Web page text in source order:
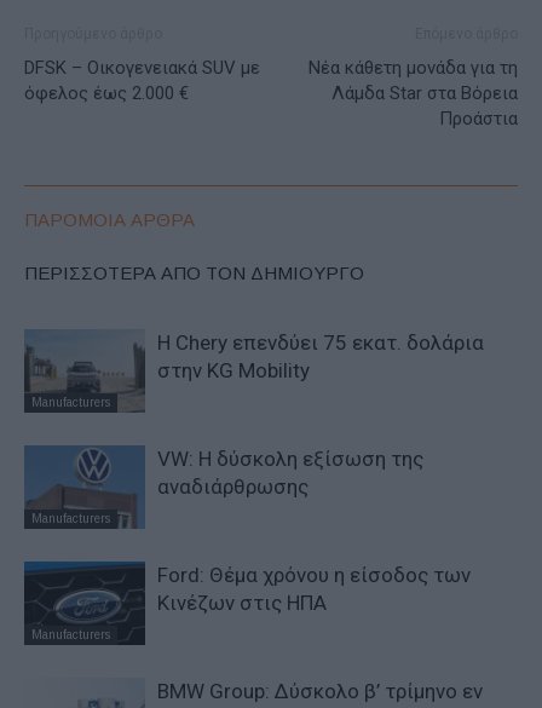
DFSK – Οικογενειακά SUV με
όφελος έως 2.000 €
Νέα κάθετη μονάδα για τη
Λάμδα Star στα Βόρεια
Προάστια
ΠΑΡΟΜΟΙΑ ΑΡΘΡΑ
ΠΕΡΙΣΣΟΤΕΡΑ ΑΠΟ ΤΟΝ ΔΗΜΙΟΥΡΓΟ
Manufacturers
Η Chery επενδύει 75 εκατ. δολάρια
στην KG Mobility
Manufacturers
VW: Η δύσκολη εξίσωση της
αναδιάρθρωσης
Manufacturers
Ford: Θέμα χρόνου η είσοδος των
Κινέζων στις ΗΠΑ
BMW Group: Δύσκολο β’ τρίμηνο εν